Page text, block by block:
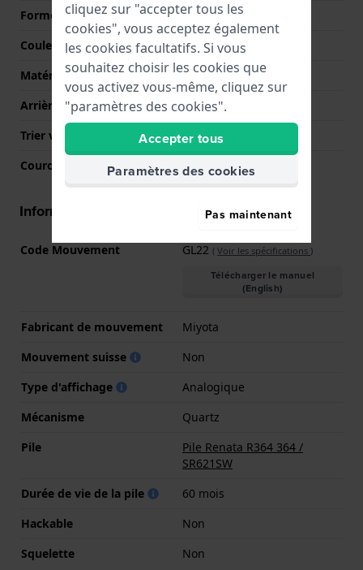
Forme du boîtier
Ovale
Couleur du boîtier
Argent
Matériau du boîtier arrière
Acier inoxydable
Arrière de Boitier
Couvercle à pression
Trier verre
Minéral
Couronne
Couronne de tirer
Informations mouvement
Code Mouvement GL22 ( Voir les spécifications )
Télécharger le manuel
(English)
Fabricant de mouvement
Miyota
Mouvement suisse
Non
Type d'affichage
Analogique
Mécanisme
Quartz
Pile
Pile Renata R364 364 /
SR621SW
Durée de vie de la pile
60 mois
Hackable
Non
Squelette
Non
cliquez sur "accepter tous les
cookies", vous acceptez également
les cookies facultatifs. Si vous
souhaitez choisir les cookies que
vous activez vous-même, cliquez sur
"paramètres des cookies".
Accepter tous
Paramètres des cookies
Pas maintenant